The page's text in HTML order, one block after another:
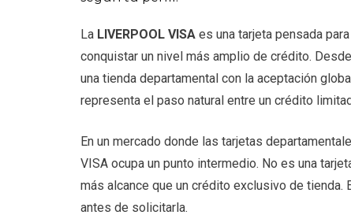
La LIVERPOOL VISA es una tarjeta pensada
conquistar un nivel más amplio de crédito.
una tienda departamental con la aceptación
representa el paso natural entre un crédito
En un mercado donde las tarjetas
VISA ocupa un punto intermedio. No es una
más alcance que un crédito exclusivo de
antes de solicitarla.